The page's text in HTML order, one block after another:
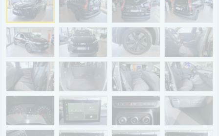
Aktionsfahrzeuge
AutoAbo
Gewerbekunden
Probefahrt
Mietwagen
Ankauf